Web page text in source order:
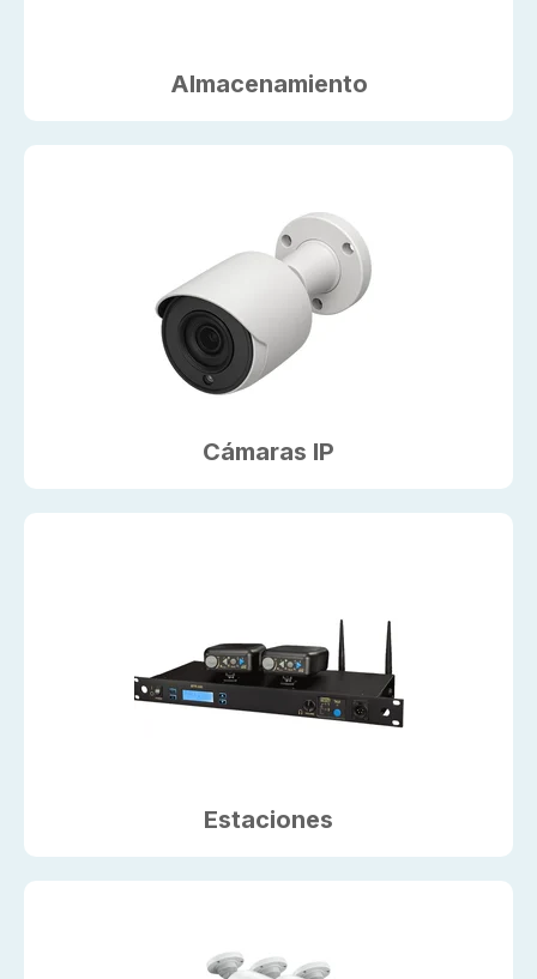
Almacenamiento
Cámaras IP
Estaciones